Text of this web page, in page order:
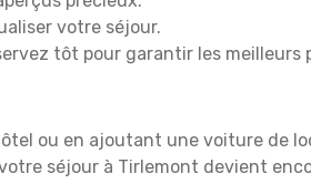
votre séjour.
tôt pour garantir les meilleurs
ou en ajoutant une voiture de
séjour à Tirlemont devient